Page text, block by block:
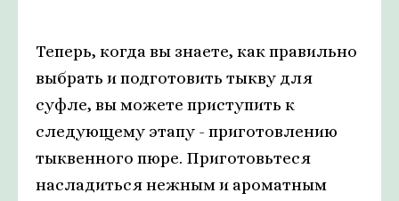
Теперь, когда вы знаете, как правильно
выбрать и подготовить тыкву для
суфле, вы можете приступить к
следующему этапу - приготовлению
тыквенного пюре. Приготовьтеся
насладиться нежным и ароматным